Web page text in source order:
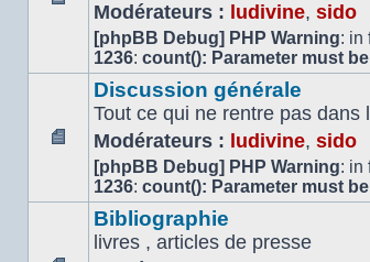
Aucun
message
non
lu
Modérateurs : ludivine, sido
[phpBB Debug] PHP Warning: in
1236: count(): Parameter must
Aucun
message
non
Discussion générale
Tout ce qui ne rentre pas dans
Modérateurs : ludivine, sido
[phpBB Debug] PHP Warning: in
1236: count(): Parameter must
Bibliographie
livres , articles de presse